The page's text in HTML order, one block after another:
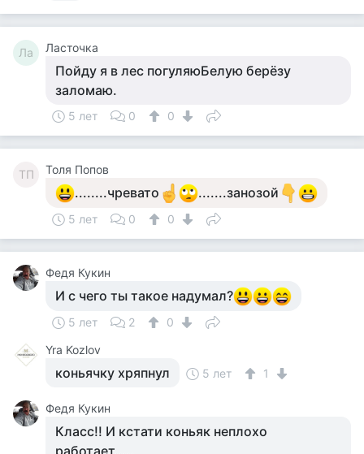
Ла Ласточка
Пойду я в лес погуляюБелую берёзу
заломаю.
5 лет 0 0
ТП Толя Попов
........чревато .......занозой
5 лет 0 0
Федя Кукин
И с чего ты такое надумал?
5 лет 2
0
Yra Kozlov
коньячку хряпнул 5 лет 1
Федя Кукин
Класс!! И кстати коньяк неплохо
работает.....